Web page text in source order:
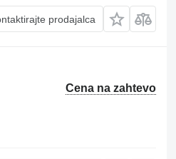
prodajalca
Cena na zahtevo